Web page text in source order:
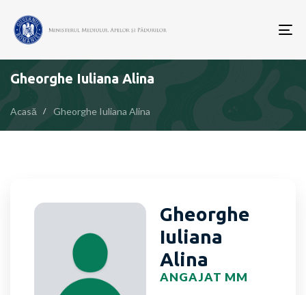
Gheorghe Iuliana Alina
Acasă Gheorghe Iuliana Alina
Gheorghe
Iuliana
Alina
ANGAJAT MM